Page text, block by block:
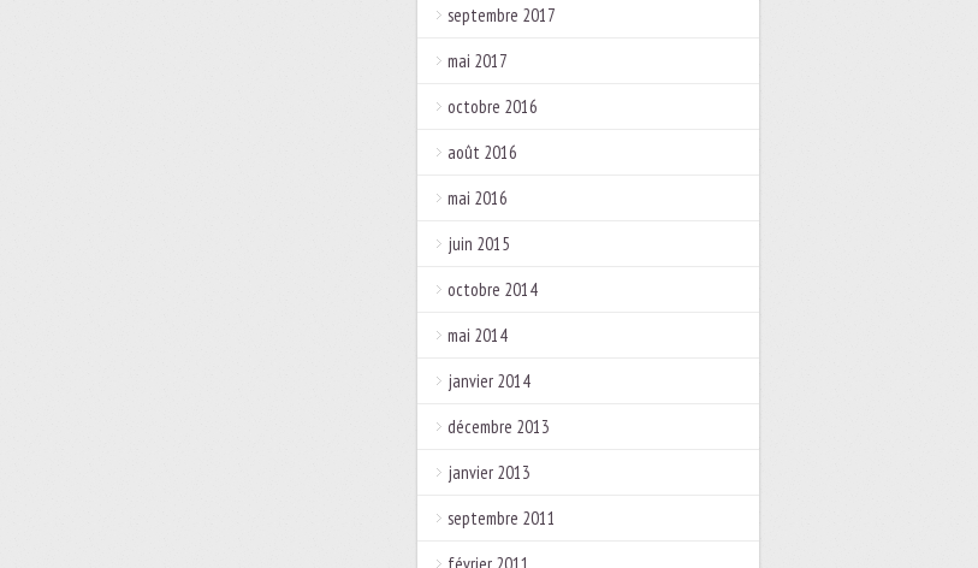
septembre 2017
mai 2017
octobre 2016
août 2016
mai 2016
juin 2015
octobre 2014
mai 2014
janvier 2014
décembre 2013
janvier 2013
septembre 2011
février 2011